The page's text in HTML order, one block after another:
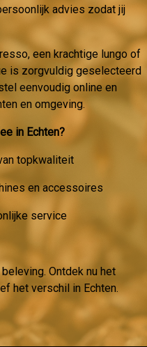
advies zodat jij
een krachtige lungo of
is zorgvuldig geselecteerd
eenvoudig online en
en omgeving.
in Echten?
topkwaliteit
en accessoires
service
Ontdek nu het
het verschil in Echten.